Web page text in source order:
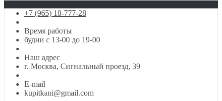
+7 (965) 18-777-28
Время работы
будни с 13-00 до 19-00
Наш адрес
г. Москва, Сигнальный проезд, 39
E-mail
kupitkani@gmail.com